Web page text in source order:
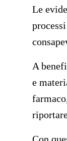
Le
A
e